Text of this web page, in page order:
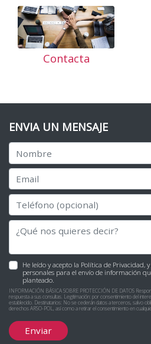
Contacta
ENVIA UN MENSAJE
He leído y acepto la Política de
personales para el envío de información
planteado.
INFORMACIÓN BÁSICA SOBRE PROTECCIÓN DE DATOS
respuesta a sus consultas. Legitimación: por consentimiento del
establecido. Destinatarios: No se cederán datos a terceros, salvo
derechos ARSO-POL, así como a retirar el consentimiento en
Enviar